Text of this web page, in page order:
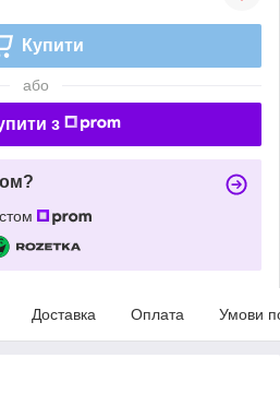
Купити
або
з
Доставка Оплата Умови